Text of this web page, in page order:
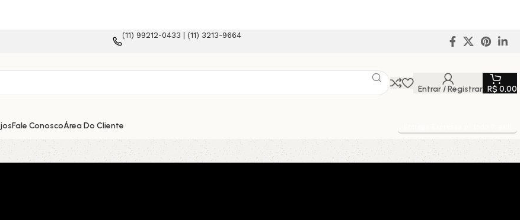
(11) 99212-0433 | (11) 3213-9664
Entrar / Registrar R$ 0,00
Fale ConoscoÁrea Do Cliente